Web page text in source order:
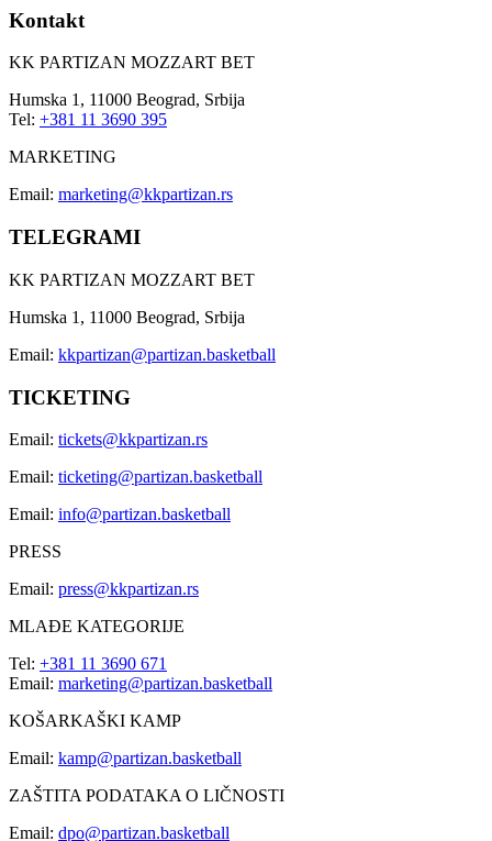
Kontakt
KK PARTIZAN MOZZART BET
Humska 1, 11000 Beograd, Srbija
Tel: +381 11 3690 395
MARKETING
Email: marketing@kkpartizan.rs
TELEGRAMI
KK PARTIZAN MOZZART BET
Humska 1, 11000 Beograd, Srbija
Email: kkpartizan@partizan.basketball
TICKETING
Email: tickets@kkpartizan.rs
Email: ticketing@partizan.basketball
Email: info@partizan.basketball
PRESS
Email: press@kkpartizan.rs
MLAĐE KATEGORIJE
Tel: +381 11 3690 671
Email: marketing@partizan.basketball
KOŠARKAŠKI KAMP
Email: kamp@partizan.basketball
ZAŠTITA PODATAKA O LIČNOSTI
Email: dpo@partizan.basketball